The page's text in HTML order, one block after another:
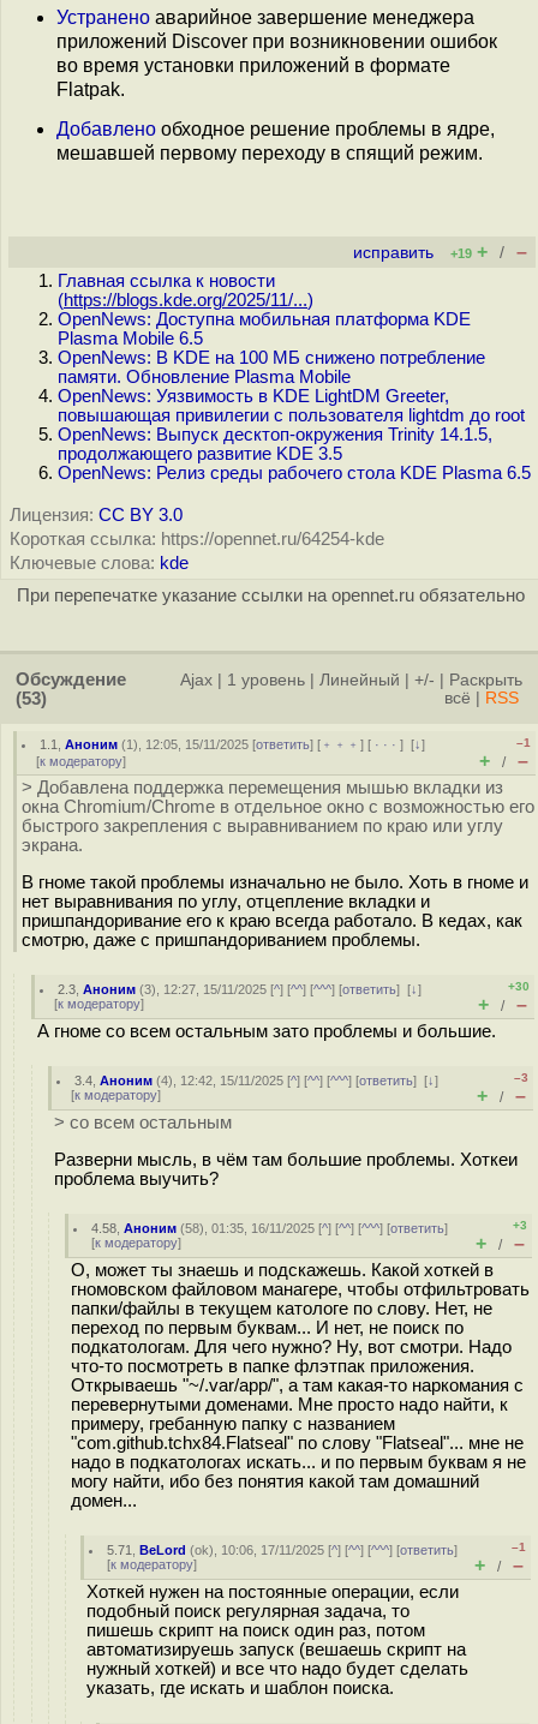
Устранено аварийное завершение менеджера
приложений Discover при возникновении ошибок
во время установки приложений в формате
Flatpak.
Добавлено обходное решение проблемы в ядре,
мешавшей первому переходу в спящий режим.
исправить +19 + / –
Главная ссылка к новости
(https://blogs.kde.org/2025/11/...)
OpenNews: Доступна мобильная платформа KDE
Plasma Mobile 6.5
OpenNews: В KDE на 100 МБ снижено потребление
памяти. Обновление Plasma Mobile
OpenNews: Уязвимость в KDE LightDM Greeter,
повышающая привилегии с пользователя lightdm до root
OpenNews: Выпуск десктоп-окружения Trinity 14.1.5,
продолжающего развитие KDE 3.5
OpenNews: Релиз среды рабочего стола KDE Plasma 6.5
Лицензия: CC BY 3.0
Короткая ссылка: https://opennet.ru/64254-kde
Ключевые слова: kde
При перепечатке указание ссылки на opennet.ru обязательно
Обсуждение
(53)
Ajax 1 уровень Линейный +/-
Раскрыть
всё
RSS
1.1 ,Аноним (1), 12:05, 15/11/2025 [ответить] [ ﹢﹢﹢] [ · · ·][↓]
[к модератору]
–1
+ / –
> Добавлена поддержка перемещения мышью вкладки из
окна Chromium/Chrome в отдельное окно с возможностью его
быстрого закрепления с выравниванием по краю или углу
экрана.
В гноме такой проблемы изначально не было. Хоть в гноме и
нет выравнивания по углу, отцепление вкладки и
пришпандоривание его к краю всегда работало. В кедах, как
смотрю, даже с пришпандориванием проблемы.
2.3 ,Аноним (3), 12:27, 15/11/2025 [^] [^^] [^^^] [ответить][↓]
[к модератору]
+30
+ / –
А гноме со всем остальным зато проблемы и большие.
3.4 ,Аноним (4), 12:42, 15/11/2025 [^] [^^] [^^^] [ответить][↓]
[к модератору]
–3
+ / –
> со всем остальным
Разверни мысль, в чём там большие проблемы. Хоткеи
проблема выучить?
4.58 ,Аноним (58), 01:35, 16/11/2025 [^] [^^] [^^^] [ответить]
[к модератору]
+3
+ / –
О, может ты знаешь и подскажешь. Какой хоткей в
гномовском файловом манагере, чтобы отфильтровать
папки/файлы в текущем катологе по слову. Нет, не
переход по первым буквам... И нет, не поиск по
подкатологам. Для чего нужно? Ну, вот смотри. Надо
что-то посмотреть в папке флэтпак приложения.
Открываешь "~/.var/app/", а там какая-то наркомания с
перевернутыми доменами. Мне просто надо найти, к
примеру, гребанную папку с названием
"com.github.tchx84.Flatseal" по слову "Flatseal"... мне не
надо в подкатологах искать... и по первым буквам я не
могу найти, ибо без понятия какой там домашний
домен...
5.71 ,BeLord (ok), 10:06, 17/11/2025 [^] [^^] [^^^] [ответить]
[к модератору]
–1
+ / –
Хоткей нужен на постоянные операции, если
подобный поиск регулярная задача, то
пишешь скрипт на поиск один раз, потом
автоматизируешь запуск (вешаешь скрипт на
нужный хоткей) и все что надо будет сделать
указать, где искать и шаблон поиска.